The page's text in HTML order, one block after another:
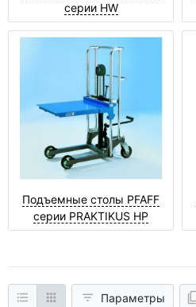
серии HW
Подъемные столы PFAFF
серии PRAKTIKUS HP
Параметры